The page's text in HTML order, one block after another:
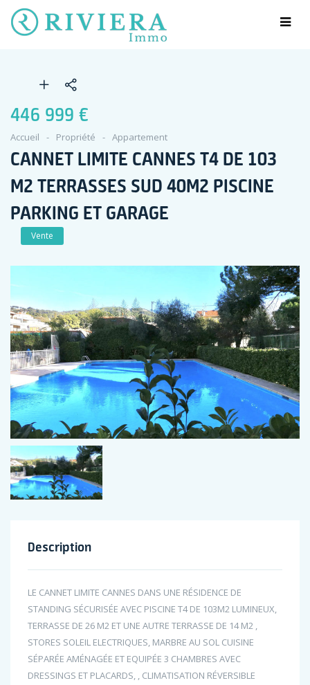
446 999 €
Accueil Propriété Appartement
CANNET LIMITE CANNES T4 DE 103
M2 TERRASSES SUD 40M2 PISCINE
PARKING ET GARAGE
Vente
Description
LE CANNET LIMITE CANNES DANS UNE RÉSIDENCE DE
STANDING SÉCURISÉE AVEC PISCINE T4 DE 103M2 LUMINEUX,
TERRASSE DE 26 M2 ET UNE AUTRE TERRASSE DE 14 M2 ,
STORES SOLEIL ELECTRIQUES, MARBRE AU SOL CUISINE
SÉPARÉE AMÉNAGÉE ET EQUIPÉE 3 CHAMBRES AVEC
DRESSINGS ET PLACARDS, , CLIMATISATION RÉVERSIBLE